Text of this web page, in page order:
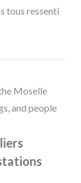
tous ressenti